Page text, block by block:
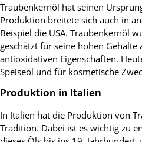
Traubenkernöl hat seinen
Produktion breitete sich auch in
Beispiel die USA. Traubenkernöl
geschätzt für seine hohen Gehalte
antioxidativen Eigenschaften.
Speiseöl und für kosmetische
Produktion in Italien
In Italien hat die Produktion von
Tradition. Dabei ist es wichtig zu